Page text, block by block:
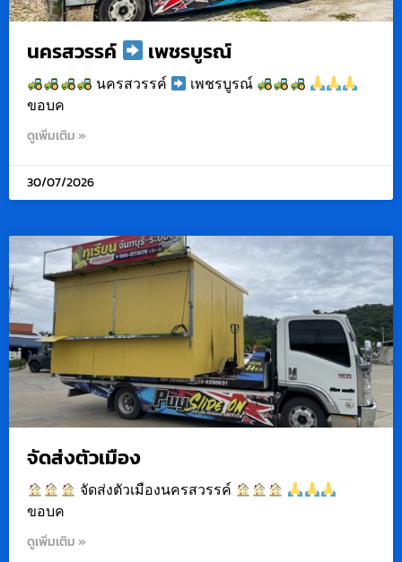
นครสวรรค์ เพชรบูรณ์
นครสวรรค์
เพชรบูรณ์
ขอบค
ดูเพิ่มเติม »
30/07/2026
จัดส่งตัวเมือง
จัดส่งตัวเมืองนครสวรรค์
ขอบค
ดูเพิ่มเติม »